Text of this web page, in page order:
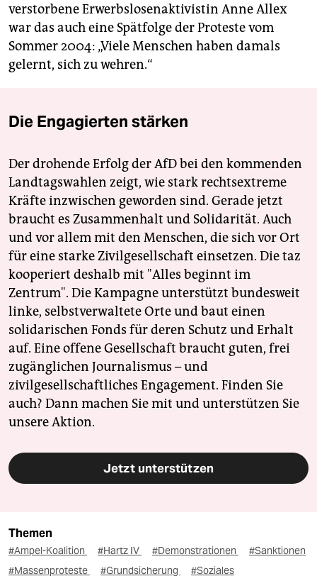
verstorbene Erwerbslosenaktivistin Anne Allex
war das auch eine Spätfolge der Proteste vom
Sommer 2004: „Viele Menschen haben damals
gelernt, sich zu wehren.“
Die Engagierten stärken
Der drohende Erfolg der AfD bei den kommenden
Landtagswahlen zeigt, wie stark rechtsextreme
Kräfte inzwischen geworden sind. Gerade jetzt
braucht es Zusammenhalt und Solidarität. Auch
und vor allem mit den Menschen, die sich vor Ort
für eine starke Zivilgesellschaft einsetzen. Die taz
kooperiert deshalb mit "Alles beginnt im
Zentrum". Die Kampagne unterstützt bundesweit
linke, selbstverwaltete Orte und baut einen
solidarischen Fonds für deren Schutz und Erhalt
auf. Eine offene Gesellschaft braucht guten, frei
zugänglichen Journalismus – und
zivilgesellschaftliches Engagement. Finden Sie
auch? Dann machen Sie mit und unterstützen Sie
unsere Aktion.
Jetzt unterstützen
Themen
#Ampel-Koalition #Hartz IV #Demonstrationen
#Sanktionen
#Massenproteste
#Grundsicherung #Soziales